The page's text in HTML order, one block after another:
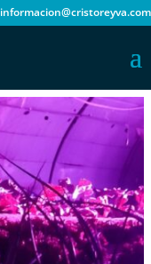
informacion@cristoreyva.com